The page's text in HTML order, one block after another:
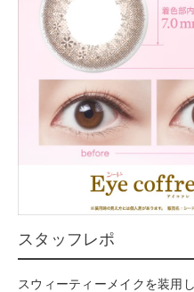
スタッフレポ
スウィーティーメイクを装用